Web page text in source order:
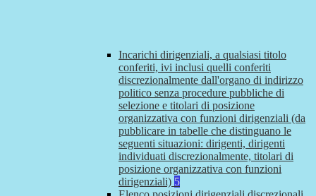
Incarichi dirigenziali, a qualsiasi titolo
conferiti, ivi inclusi quelli conferiti
discrezionalmente dall'organo di indirizzo
politico senza procedure pubbliche di
selezione e titolari di posizione
organizzativa con funzioni dirigenziali (da
pubblicare in tabelle che distinguano le
seguenti situazioni: dirigenti, dirigenti
individuati discrezionalmente, titolari di
posizione organizzativa con funzioni
dirigenziali) 5